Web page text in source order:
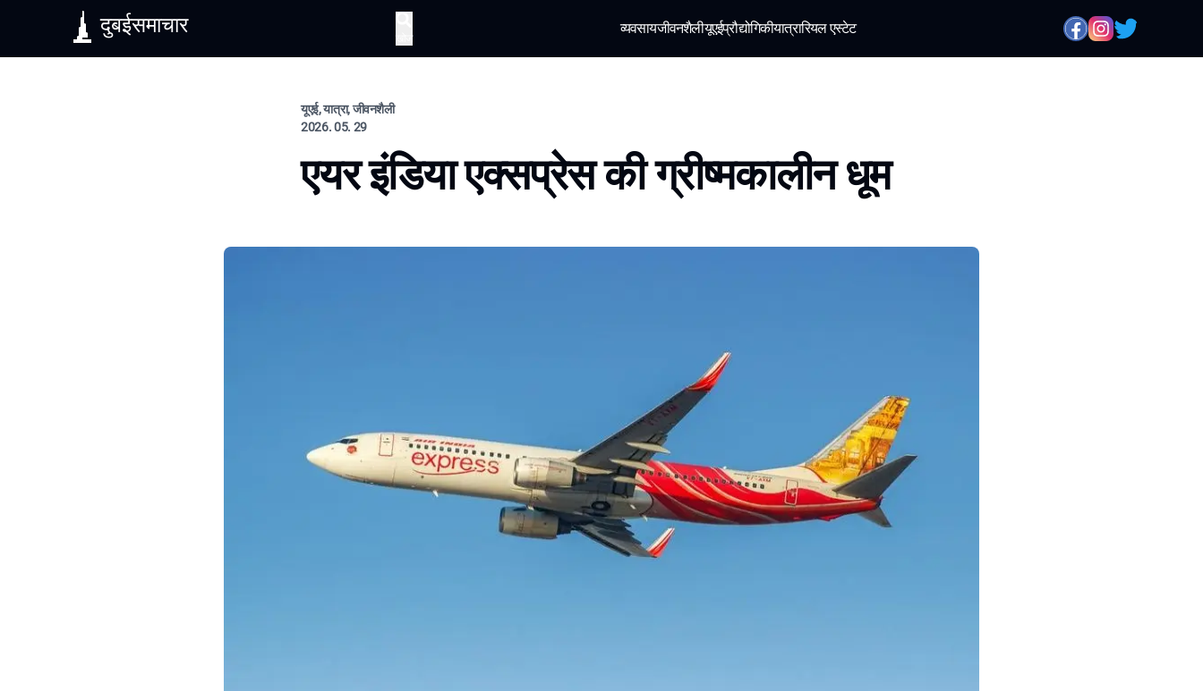
दुबईसमाचार व्यवसायजीवनशैलीयूएईप्रौद्योगिकीयात्रारियल एस्टेट
यूएई, यात्रा, जीवनशैली
2026. 05. 29
एयर इंडिया एक्सप्रेस की ग्रीष्मकालीन धूम